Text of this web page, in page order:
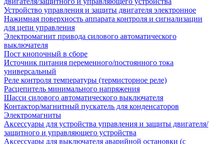
Устройство управления и защиты двигателя электронное
Нажимная поверхность аппарата контроля и сигнализации
для цепи управления
Электромагнит привода силового автоматического
выключателя
Пост кнопочный в сборе
Источник питания переменного/постоянного тока
универсальный
Реле контроля температуры (термисторное реле)
Расцепитель минимального напряжения
Шасси силового автоматического выключателя
Контактор/магнитный пускатель для конденсаторов
Электромагниты
Аксессуары для устройства управления и защиты двигателя/
защитного и управляющего устройства
Аксессуары для выключателя аварийной остановки (с